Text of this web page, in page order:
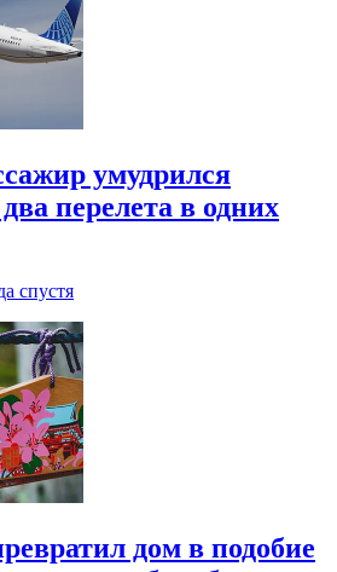
умудрился
перелета в одних
спустя
дом в подобие